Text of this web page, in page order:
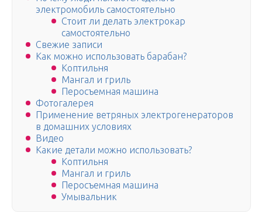
электромобиль самостоятельно
Стоит ли делать электрокар
самостоятельно
Свежие записи
Как можно использовать барабан?
Коптильня
Мангал и гриль
Перосъемная машина
Фотогалерея
Применение ветряных электрогенераторов
в домашних условиях
Видео
Какие детали можно использовать?
Коптильня
Мангал и гриль
Перосъемная машина
Умывальник